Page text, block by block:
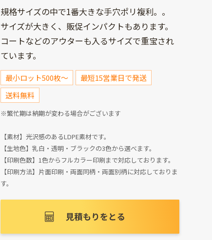
規格サイズの中で1番大きな手穴ポリ複利。。
サイズが大きく、販促インパクトもあります。
コートなどのアウターも入るサイズで重宝され
ています。
最小ロット500枚～
最短15営業日で発送
送料無料
※繁忙期は納期が変わる場合がございます
【素材】光沢感のあるLDPE素材です。
【生地色】乳白・透明・ブラックの3色から選べます。
【印刷色数】1色からフルカラー印刷まで対応しております。
【印刷方法】片面印刷・両面同柄・両面別柄に対応しておりま
す。